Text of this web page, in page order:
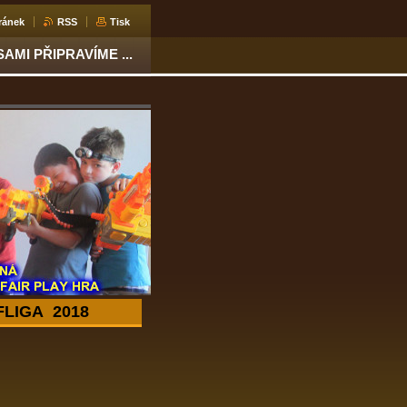
RSS Tisk
PŘIPRAVÍME ...
2018